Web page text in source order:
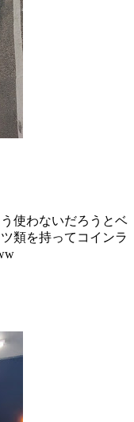
使わないだろうとベ
類を持ってコインラ